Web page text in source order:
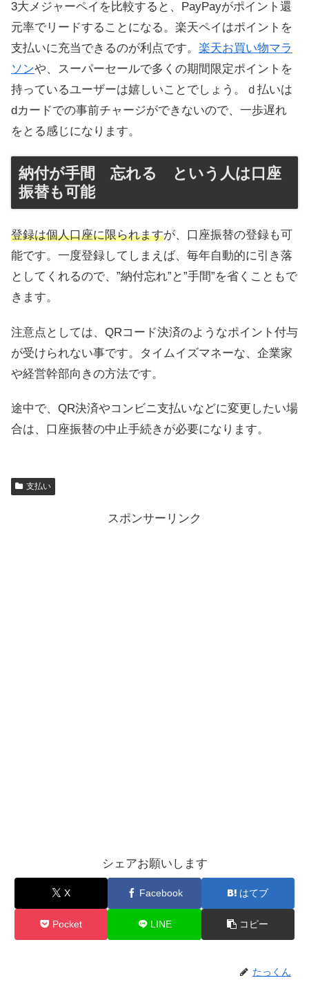
3大メジャーペイを比較すると、PayPayがポイント還
元率でリードすることになる。楽天ペイはポイントを
支払いに充当できるのが利点です。 楽天お買い物マラ
ソンや、スーパーセールで多くの期間限定ポイントを
持っているユーザーは嬉しいことでしょう。ｄ払いは
dカードでの事前チャージができないので、一歩遅れ
をとる感じになります。
納付が手間 忘れる という人は口座
振替も可能
登録は個人口座に限られますが、口座振替の登録も可
能です。一度登録してしまえば、毎年自動的に引き落
としてくれるので、”納付忘れ”と”手間”を省くこともで
きます。
注意点としては、QRコード決済のようなポイント付与
が受けられない事です。タイムイズマネーな、企業家
や経営幹部向きの方法です。
途中で、QR決済やコンビニ支払いなどに変更したい場
合は、口座振替の中止手続きが必要になります。
支払い
スポンサーリンク
シェアお願いします
X Facebook はてブ
Pocket LINE コピー
たっくん